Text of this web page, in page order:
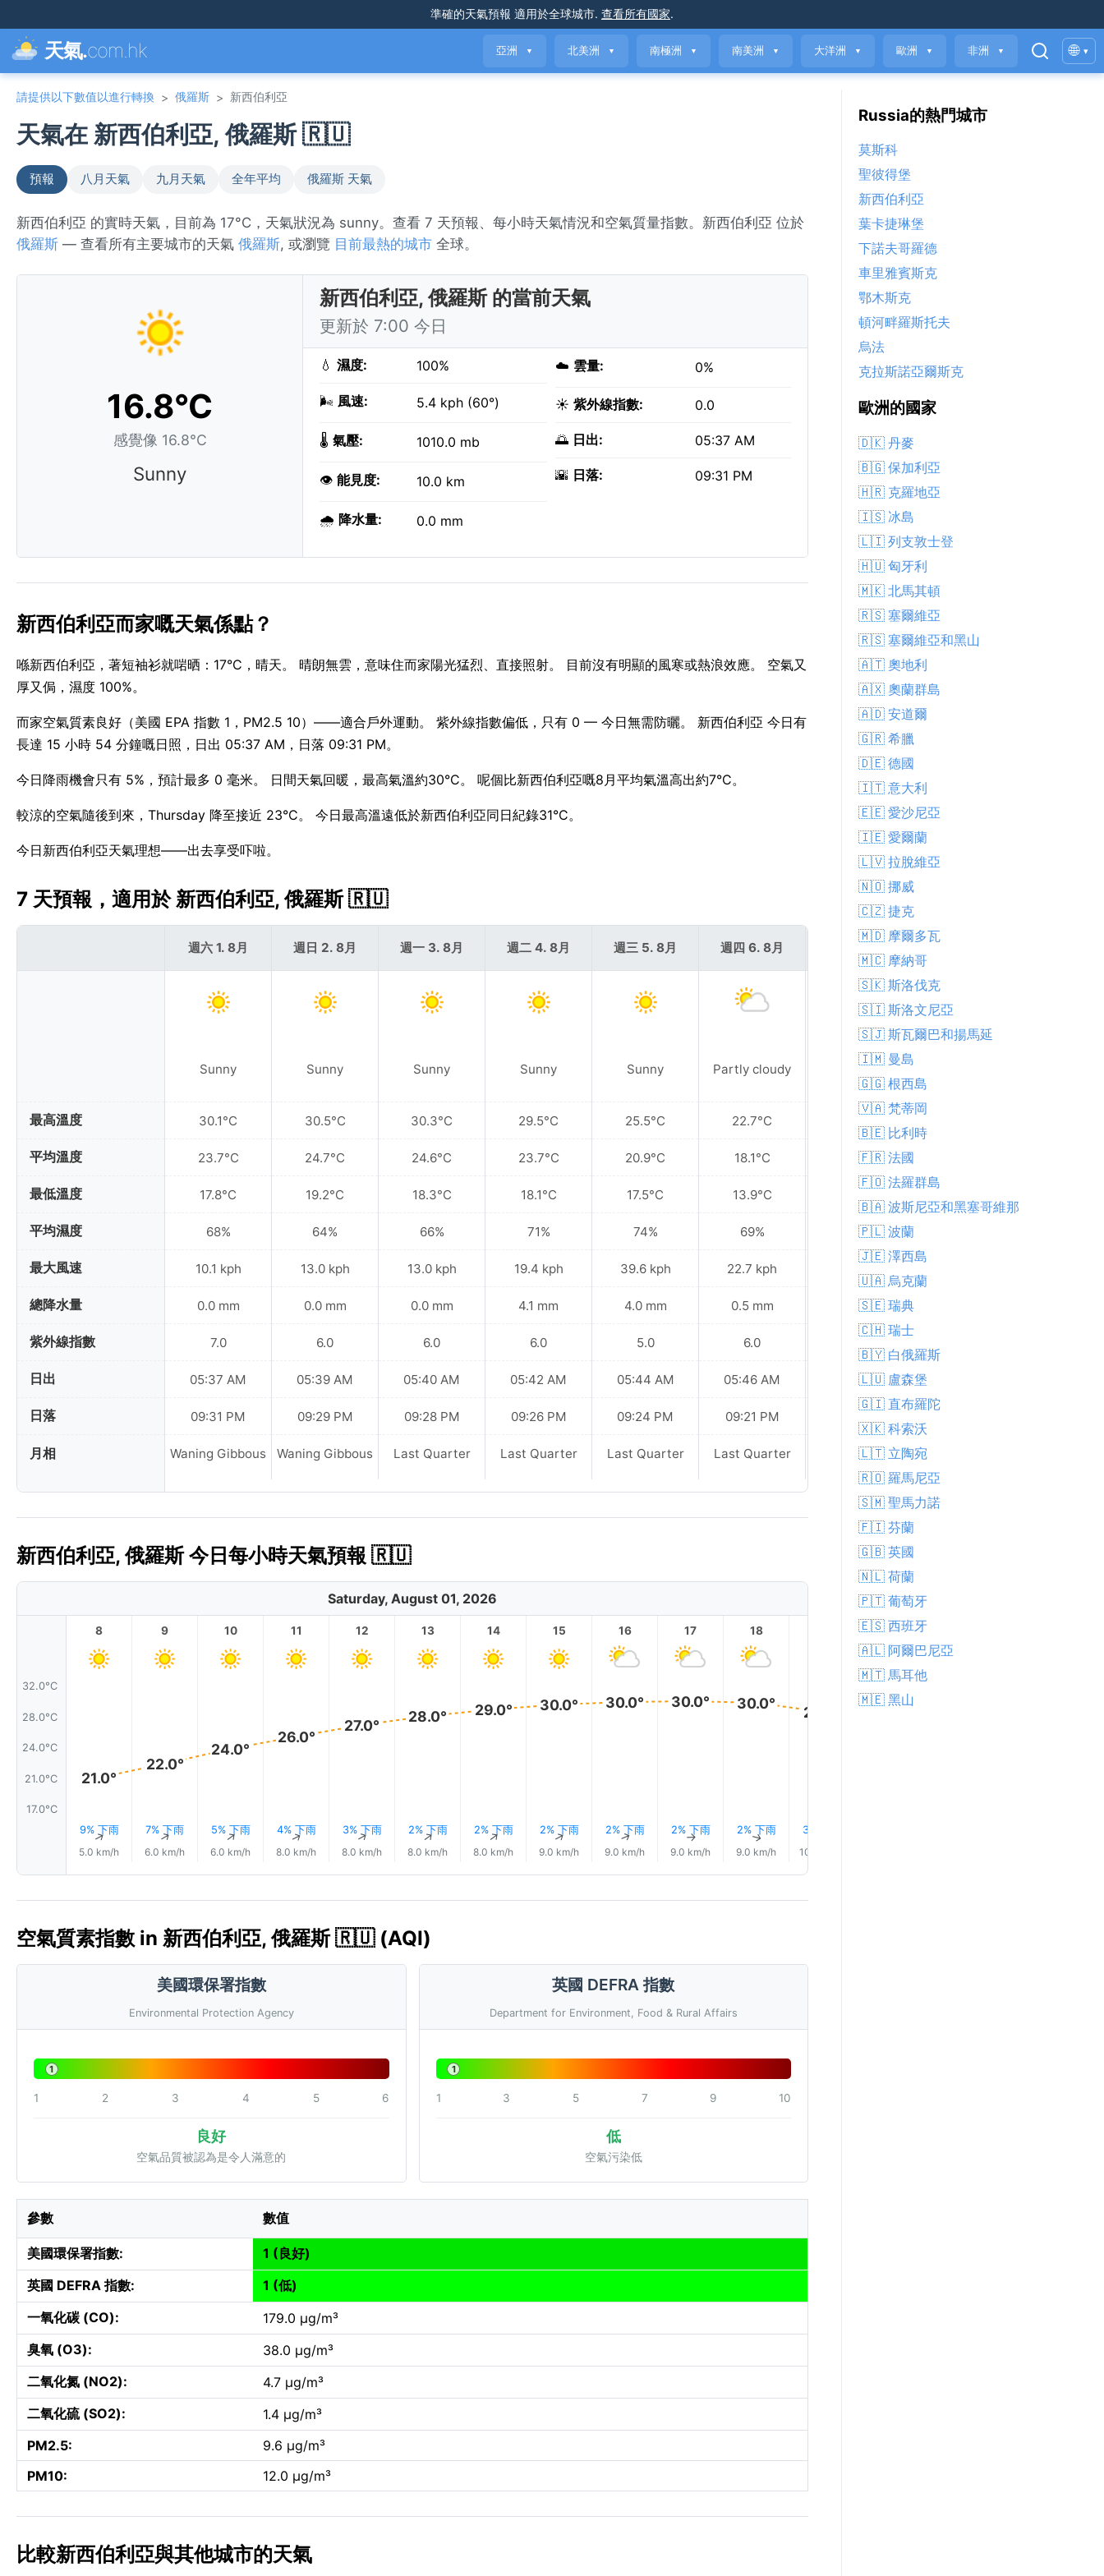
準確的天氣預報 適用於全球城市. 查看所有國家.
天氣.com.hk 亞洲 ▼ 北美洲 ▼ 南極洲 ▼ 南美洲 ▼ 大洋洲 ▼ 歐洲 ▼ 非洲 ▼ 🌐 ▾
請提供以下數值以進行轉換 > 俄羅斯 > 新西伯利亞
天氣在 新西伯利亞, 俄羅斯 🇷🇺
預報 八月天氣 九月天氣 全年平均 俄羅斯 天氣
新西伯利亞 的實時天氣，目前為 17°C，天氣狀況為 sunny。查看 7 天預報、每小時天氣情況和空氣質量指數。新西伯利亞 位於
俄羅斯 — 查看所有主要城市的天氣 俄羅斯, 或瀏覽 目前最熱的城市 全球。
16.8°C
感覺像 16.8°C
Sunny
新西伯利亞, 俄羅斯 的當前天氣
更新於 7:00 今日
💧 濕度: 100%
🌬️ 風速: 5.4 kph (60°)
🌡️ 氣壓: 1010.0 mb
👁️ 能見度: 10.0 km
🌧️ 降水量: 0.0 mm
☁️ 雲量: 0%
☀️ 紫外線指數: 0.0
🌅 日出: 05:37 AM
🌇 日落: 09:31 PM
新西伯利亞而家嘅天氣係點？
喺新西伯利亞，著短袖衫就啱晒：17°C，晴天。 晴朗無雲，意味住而家陽光猛烈、直接照射。 目前沒有明顯的風寒或熱浪效應。 空氣又
厚又侷，濕度 100%。
而家空氣質素良好（美國 EPA 指數 1，PM2.5 10）——適合戶外運動。 紫外線指數偏低，只有 0 — 今日無需防曬。 新西伯利亞 今日有
長達 15 小時 54 分鐘嘅日照，日出 05:37 AM，日落 09:31 PM。
今日降雨機會只有 5%，預計最多 0 毫米。 日間天氣回暖，最高氣溫約30°C。 呢個比新西伯利亞嘅8月平均氣溫高出約7°C。
較涼的空氣隨後到來，Thursday 降至接近 23°C。 今日最高溫遠低於新西伯利亞同日紀錄31°C。
今日新西伯利亞天氣理想——出去享受吓啦。
7 天預報，適用於 新西伯利亞, 俄羅斯 🇷🇺
最高溫度
平均溫度
最低溫度
平均濕度
最大風速
總降水量
紫外線指數
日出
日落
月相
週六 1. 8月
Sunny
30.1°C
23.7°C
17.8°C
68%
10.1 kph
0.0 mm
7.0
05:37 AM
09:31 PM
Waning Gibbous
週日 2. 8月
Sunny
30.5°C
24.7°C
19.2°C
64%
13.0 kph
0.0 mm
6.0
05:39 AM
09:29 PM
Waning Gibbous
週一 3. 8月
Sunny
30.3°C
24.6°C
18.3°C
66%
13.0 kph
0.0 mm
6.0
05:40 AM
09:28 PM
Last Quarter
週二 4. 8月
Sunny
29.5°C
23.7°C
18.1°C
71%
19.4 kph
4.1 mm
6.0
05:42 AM
09:26 PM
Last Quarter
週三 5. 8月
Sunny
25.5°C
20.9°C
17.5°C
74%
39.6 kph
4.0 mm
5.0
05:44 AM
09:24 PM
Last Quarter
週四 6. 8月
Partly cloudy
22.7°C
18.1°C
13.9°C
69%
22.7 kph
0.5 mm
6.0
05:46 AM
09:21 PM
Last Quarter
週五 7. 8月
Sunny
18.6°C
51%
0.0 mm
05:48 AM
Waning
新西伯利亞, 俄羅斯 今日每小時天氣預報 🇷🇺
Saturday, August 01, 2026
32.0°C
28.0°C
24.0°C
21.0°C
17.0°C
8
21.0°
9% 下雨
↑
5.0 km/h
9
22.0°
7% 下雨
↑
6.0 km/h
10
24.0°
5% 下雨
↑
6.0 km/h
11
26.0°
4% 下雨
↑
8.0 km/h
12
27.0°
3% 下雨
↑
8.0 km/h
13
28.0°
2% 下雨
↑
8.0 km/h
14
29.0°
2% 下雨
↑
8.0 km/h
15
30.0°
2% 下雨
↑
9.0 km/h
16
30.0°
2% 下雨
↑
9.0 km/h
17
30.0°
2% 下雨
↑
9.0 km/h
18
30.0°
2% 下雨
↑
9.0 km/h
29.0°
3% 下雨
10.0 km/h
20
空氣質素指數 in 新西伯利亞, 俄羅斯 🇷🇺 (AQI)
美國環保署指數
Environmental Protection Agency
1
1 2 3 4 5 6
良好
空氣品質被認為是令人滿意的
英國 DEFRA 指數
Department for Environment, Food & Rural Affairs
1
1 3 5 7 9 10
低
空氣污染低
參數 數值
美國環保署指數:
1 (良好)
英國 DEFRA 指數:
1 (低)
一氧化碳 (CO):
179.0 µg/m³
臭氧 (O3):
38.0 µg/m³
二氧化氮 (NO2):
4.7 µg/m³
二氧化硫 (SO2):
1.4 µg/m³
PM2.5:
9.6 µg/m³
PM10:
12.0 µg/m³
比較新西伯利亞與其他城市的天氣
Russia的熱門城市
莫斯科
聖彼得堡
新西伯利亞
葉卡捷琳堡
下諾夫哥羅德
車里雅賓斯克
鄂木斯克
頓河畔羅斯托夫
烏法
克拉斯諾亞爾斯克
歐洲的國家
🇩🇰 丹麥
🇧🇬 保加利亞
🇭🇷 克羅地亞
🇮🇸 冰島
🇱🇮 列支敦士登
🇭🇺 匈牙利
🇲🇰 北馬其頓
🇷🇸 塞爾維亞
🇷🇸 塞爾維亞和黑山
🇦🇹 奧地利
🇦🇽 奧蘭群島
🇦🇩 安道爾
🇬🇷 希臘
🇩🇪 德國
🇮🇹 意大利
🇪🇪 愛沙尼亞
🇮🇪 愛爾蘭
🇱🇻 拉脫維亞
🇳🇴 挪威
🇨🇿 捷克
🇲🇩 摩爾多瓦
🇲🇨 摩納哥
🇸🇰 斯洛伐克
🇸🇮 斯洛文尼亞
🇸🇯 斯瓦爾巴和揚馬延
🇮🇲 曼島
🇬🇬 根西島
🇻🇦 梵蒂岡
🇧🇪 比利時
🇫🇷 法國
🇫🇴 法羅群島
🇧🇦 波斯尼亞和黑塞哥維那
🇵🇱 波蘭
🇯🇪 澤西島
🇺🇦 烏克蘭
🇸🇪 瑞典
🇨🇭 瑞士
🇧🇾 白俄羅斯
🇱🇺 盧森堡
🇬🇮 直布羅陀
🇽🇰 科索沃
🇱🇹 立陶宛
🇷🇴 羅馬尼亞
🇸🇲 聖馬力諾
🇫🇮 芬蘭
🇬🇧 英國
🇳🇱 荷蘭
🇵🇹 葡萄牙
🇪🇸 西班牙
🇦🇱 阿爾巴尼亞
🇲🇹 馬耳他
🇲🇪 黑山